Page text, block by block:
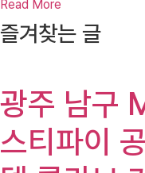
Read More
즐겨찾는 글
광주 남구
스티파이